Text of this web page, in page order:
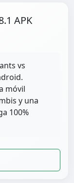
APK
vs
móvil
y una
100%